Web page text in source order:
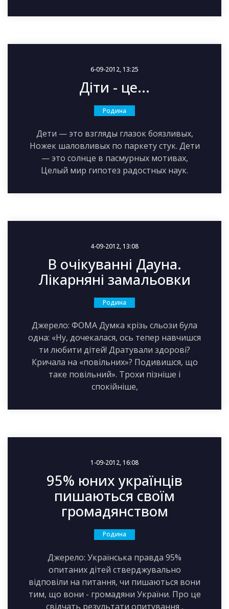
6-09-2012, 13:25
Діти - це...
Родина
Дети — это взгляды глазок боязливых,
Ножек шаловливых по паркету стук. Дети
— это солнце в пасмурных мотивах,
Целый мир гипотез радостных наук.
4-09-2012, 13:08
В очікуванні Дауна.
Лікарняні замальовки
Родина
Джерело: ФОМА Думка крізь сльози була
одна: «Ну, дочекалася, ось тепер навчишся
ти любити дітей! Дратували здорові?
Кричала на «повільних»? Подивишся, що
таке повільний». Трохи пізніше і
спокійніше,
1-09-2012, 16:08
95% юних українців
пишаються своїм
громадянством
Родина
Джерело: Українська правда 95%
опитаних дітей стверджувально
відповіли на питання, чи пишаються вони
тим, що вони - громадяни України. Про це
свідчать результати опитування ,